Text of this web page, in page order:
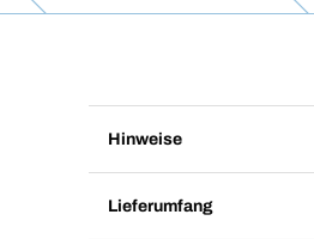
Hinweise
Lieferumfang